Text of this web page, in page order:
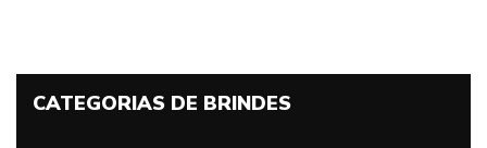
CATEGORIAS DE BRINDES